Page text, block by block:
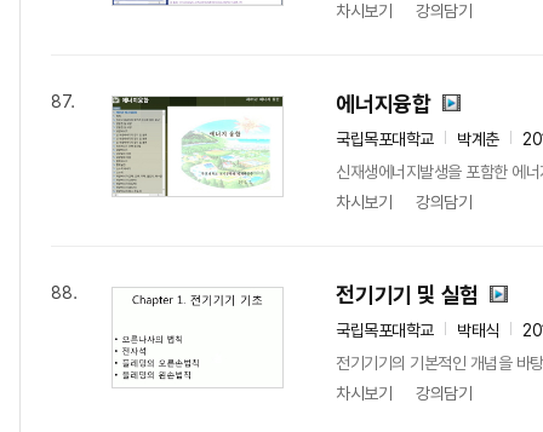
차시보기
강의담기
87. 에너지융합
국립목포대학교 박계춘
신재생에너지발생을 포함한 에
차시보기
강의담기
88. 전기기기 및 실험
국립목포대학교 박태식
전기기기의 기본적인 개념을 바
차시보기
강의담기